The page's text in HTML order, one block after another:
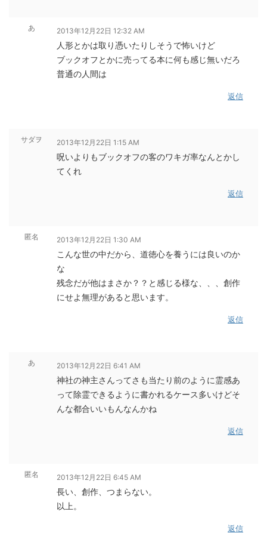
あ 2013年12月22日 12:32 AM
人形とかは取り憑いたりしそうで怖いけど
ブックオフとかに売ってる本に何も感じ無いだろ
普通の人間は
返信
サダヲ 2013年12月22日 1:15 AM
呪いよりもブックオフの客のワキガ率なんとかし
てくれ
返信
匿名 2013年12月22日 1:30 AM
こんな世の中だから、道徳心を養うには良いのか
な
残念だが他はまさか？？と感じる様な、、、創作
にせよ無理があると思います。
返信
あ 2013年12月22日 6:41 AM
神社の神主さんってさも当たり前のように霊感あ
って除霊できるように書かれるケース多いけどそ
んな都合いいもんなんかね
返信
匿名 2013年12月22日 6:45 AM
長い、創作、つまらない。
以上。
返信